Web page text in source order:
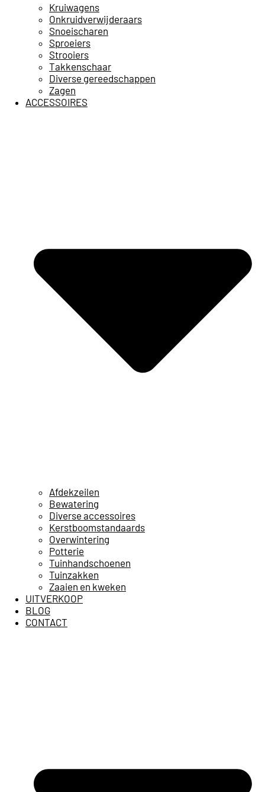
Kruiwagens
Onkruidverwijderaars
Snoeischaren
Sproeiers
Strooiers
Takkenschaar
Diverse gereedschappen
Zagen
ACCESSOIRES
Afdekzeilen
Bewatering
Diverse accessoires
Kerstboomstandaards
Overwintering
Potterie
Tuinhandschoenen
Tuinzakken
Zaaien en kweken
UITVERKOOP
BLOG
CONTACT